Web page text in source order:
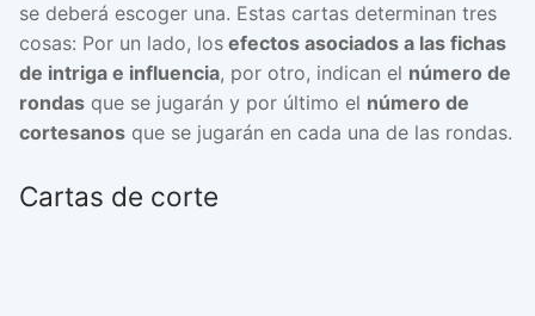
se deberá escoger una. Estas cartas determinan tres
cosas: Por un lado, los efectos asociados a las fichas
de intriga e influencia, por otro, indican el número de
rondas que se jugarán y por último el número de
cortesanos que se jugarán en cada una de las rondas.
Cartas de corte